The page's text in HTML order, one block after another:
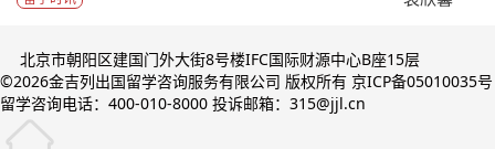
北京市朝阳区建国门外大街8号楼IFC国际财源中心B座15层
©2026金吉列出国留学咨询服务有限公司 版权所有 京ICP备05010035号
留学咨询电话：400-010-8000 投诉邮箱：315@jjl.cn